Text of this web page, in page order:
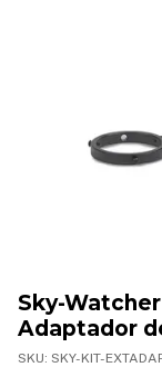
Sky-
Adaptador
SKU: SKY-KIT-